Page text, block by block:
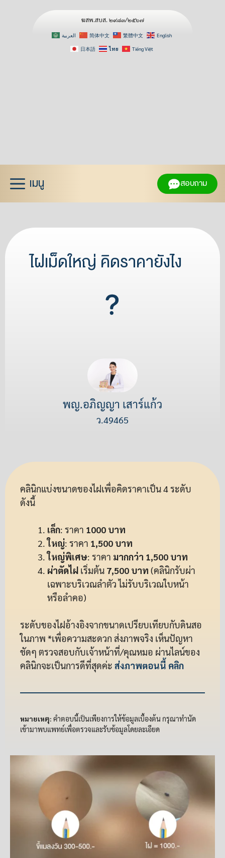
ฆสพ.สบส. ๒๙๘๓/๒๕๖๗
العربية 简体中文 繁體中文 English
日本語 ไทย Tiếng Việt
เมนู สอบถาม
ไฝเม็ดใหญ่ คิดราคายังไง
พญ.อภิญญา เสาร์แก้ว
ว.49465
คลินิกแบ่งขนาดของไฝเพื่อคิดราคาเป็น 4 ระดับ
ดังนี้
เล็ก: ราคา 1000 บาท
ใหญ่: ราคา 1,500 บาท
ใหญ่พิเศษ: ราคา มากกว่า 1,500 บาท
ผ่าตัดไฝ เริ่มต้น 7,500 บาท (คลินิกรับผ่า
เฉพาะบริเวณลำตัว ไม่รับบริเวณใบหน้า
หรือลำคอ)
ระดับของไฝอ้างอิงจากขนาดเปรียบเทียบกับดินสอ
ในภาพ *เพื่อความสะดวก ส่งภาพจริง เห็นปัญหา
ชัดๆ ตรวจสอบกับเจ้าหน้าที่/คุณหมอ ผ่านไลน์ของ
คลินิกจะเป็นการดีที่สุดค่ะ ส่งภาพตอนนี้ คลิก
หมายเหตุ: คำตอบนี้เป็นเพียงการให้ข้อมูลเบื้องต้น กรุณาทำนัด
เข้ามาพบแพทย์เพื่อตรวจและรับข้อมูลโดยละเอียด